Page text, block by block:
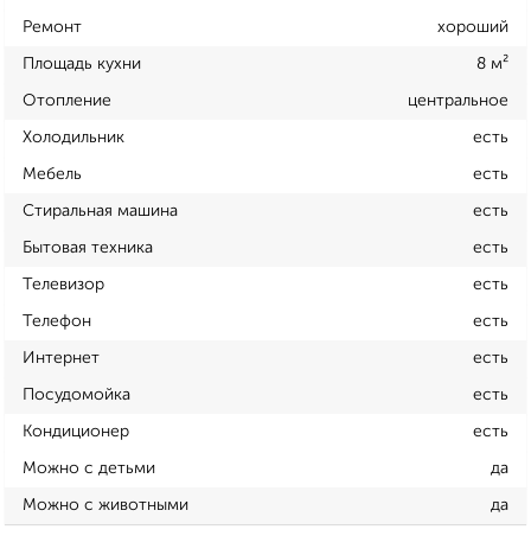
Ремонт хороший
Площадь кухни 8 м²
Отопление центральное
Холодильник есть
Мебель есть
Стиральная машина есть
Бытовая техника есть
Телевизор есть
Телефон есть
Интернет есть
Посудомойка есть
Кондиционер есть
Можно с детьми да
Можно с животными да